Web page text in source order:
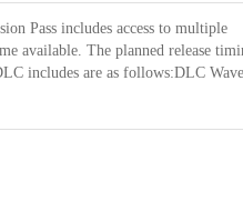
Pass includes access to multiple
available. The planned release
includes are as follows:DLC Wave